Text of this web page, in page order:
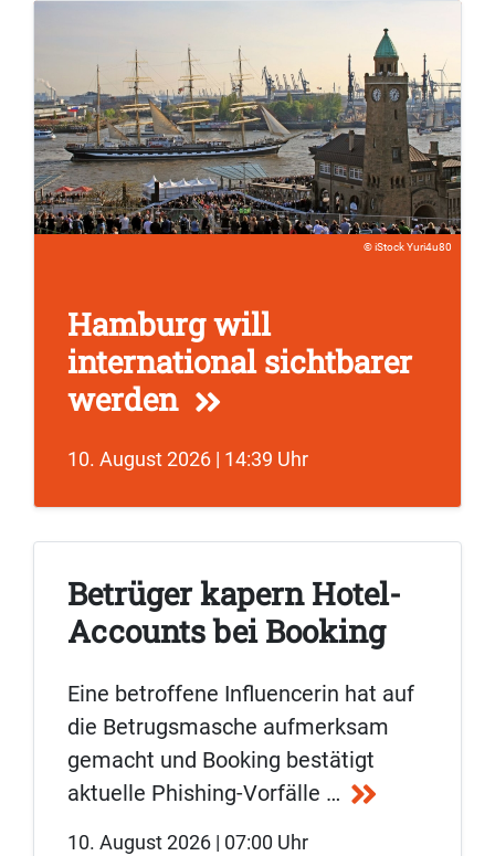
iStock Yuri4u80
Hamburg will
international sichtbarer
werden
10. August 2026 | 14:39 Uhr
Betrüger kapern Hotel-
Accounts bei Booking
Eine betroffene Influencerin hat auf
die Betrugsmasche aufmerksam
gemacht und Booking bestätigt
aktuelle Phishing-Vorfälle …
10. August 2026 | 07:00 Uhr